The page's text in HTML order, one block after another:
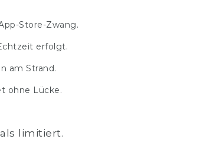
Store-Zwang.
erfolgt.
am Strand.
ohne Lücke.
limitiert.